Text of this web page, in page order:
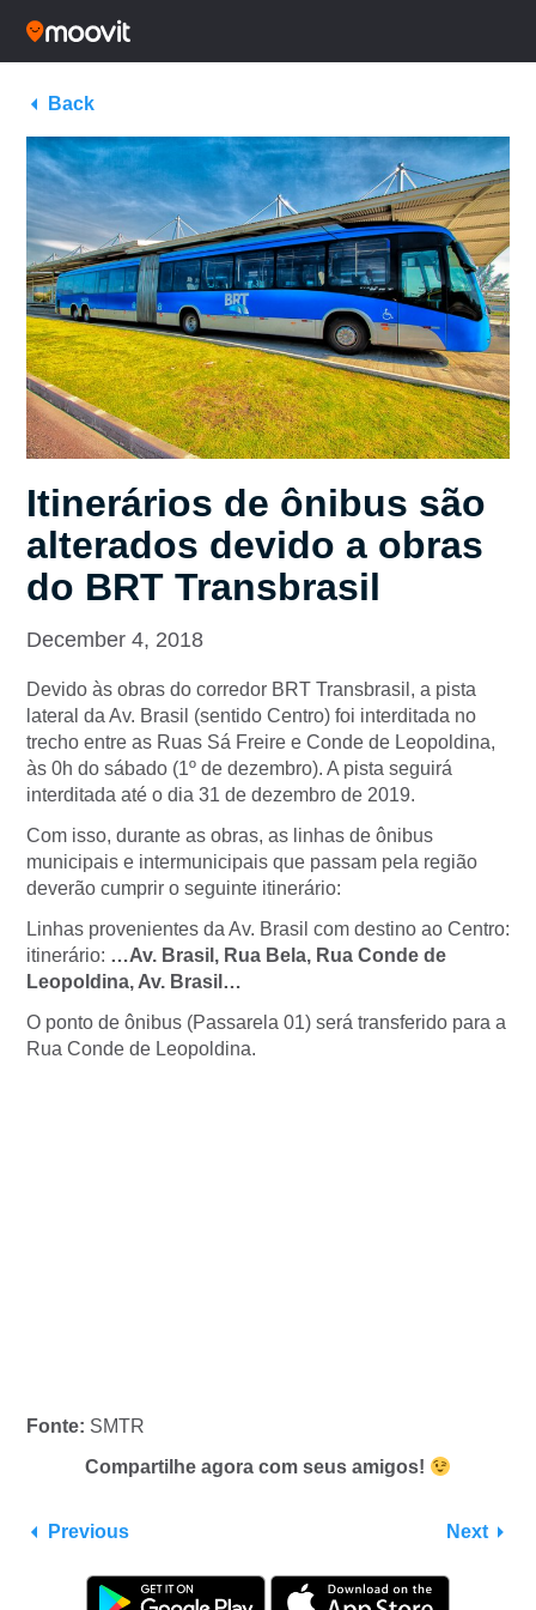
Back
Itinerários de ônibus são
alterados devido a obras
do BRT Transbrasil
December 4, 2018
Devido às obras do corredor BRT Transbrasil, a pista
lateral da Av. Brasil (sentido Centro) foi interditada no
trecho entre as Ruas Sá Freire e Conde de Leopoldina,
às 0h do sábado (1º de dezembro). A pista seguirá
interditada até o dia 31 de dezembro de 2019.
Com isso, durante as obras, as linhas de ônibus
municipais e intermunicipais que passam pela região
deverão cumprir o seguinte itinerário:
Linhas provenientes da Av. Brasil com destino ao Centro:
itinerário: …Av. Brasil, Rua Bela, Rua Conde de
Leopoldina, Av. Brasil…
O ponto de ônibus (Passarela 01) será transferido para a
Rua Conde de Leopoldina.
Fonte: SMTR
Compartilhe agora com seus amigos!
Previous Next